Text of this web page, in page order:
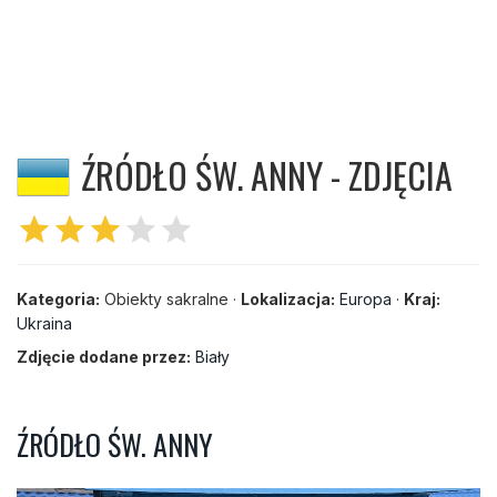
ŹRÓDŁO ŚW. ANNY - ZDJĘCIA
starstarstar star star
Kategoria: Obiekty sakralne · Lokalizacja: Europa · Kraj:
Ukraina
Zdjęcie dodane przez: Biały
ŹRÓDŁO ŚW. ANNY